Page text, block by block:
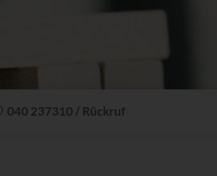
040 237310 / Rückruf